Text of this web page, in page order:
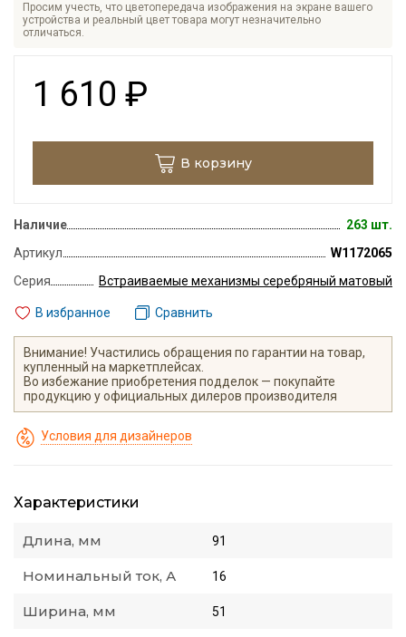
Просим учесть, что цветопередача изображения на экране вашего
устройства и реальный цвет товара могут незначительно
отличаться.
1 610 ₽
В корзину
Наличие
263 шт.
Артикул
W1172065
Серия
Встраиваемые механизмы серебряный матовый
В избранное Сравнить
Внимание! Участились обращения по гарантии на товар,
купленный на маркетплейсах.
Во избежание приобретения подделок — покупайте
продукцию у официальных дилеров производителя
Условия для дизайнеров
Характеристики
Длина, мм 91
Номинальный ток, А 16
Ширина, мм 51